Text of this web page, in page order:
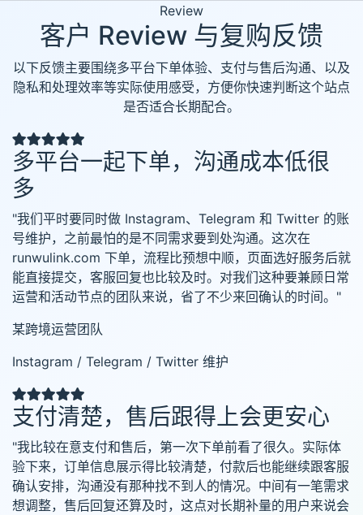
Review
客户 Review 与复购反馈
以下反馈主要围绕多平台下单体验、支付与售后沟通、以及
隐私和处理效率等实际使用感受，方便你快速判断这个站点
是否适合长期配合。
多平台一起下单，沟通成本低很
多
"我们平时要同时做 Instagram、Telegram 和 Twitter 的账
号维护，之前最怕的是不同需求要到处沟通。这次在
runwulink.com 下单，流程比预想中顺，页面选好服务后就
能直接提交，客服回复也比较及时。对我们这种要兼顾日常
运营和活动节点的团队来说，省了不少来回确认的时间。"
某跨境运营团队
Instagram / Telegram / Twitter 维护
支付清楚，售后跟得上会更安心
"我比较在意支付和售后，第一次下单前看了很久。实际体
验下来，订单信息展示得比较清楚，付款后也能继续跟客服
确认安排，沟通没有那种找不到人的情况。中间有一笔需求
想调整，售后回复还算及时，这点对长期补量的用户来说会